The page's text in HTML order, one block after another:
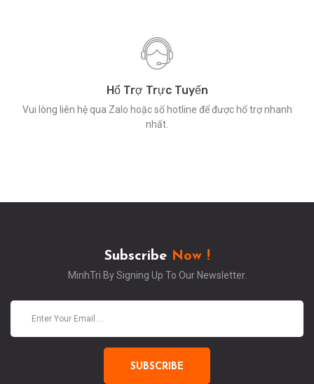
Hổ Trợ Trực Tuyến
Vui lòng liên hệ qua Zalo hoặc số hotline để được hổ trợ nhanh
nhất.
Subscribe Now !
MinhTri By Signing Up To Our Newsletter.
SUBSCRIBE